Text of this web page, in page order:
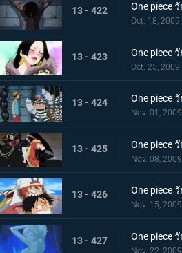
13 - 422
Oct. 18, 2009
13 - 423
Oct. 25, 2009
13 - 424
Nov. 01, 2009
13 - 425
Nov. 08, 2009
13 - 426
Nov. 15, 2009
13 - 427
Nov. 22, 2009